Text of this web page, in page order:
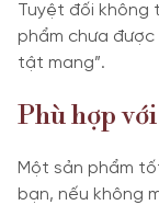
Tuyệt đối không
phẩm chưa
tật mang”.
Phù hợp
Một sản phẩm
bạn, nếu không